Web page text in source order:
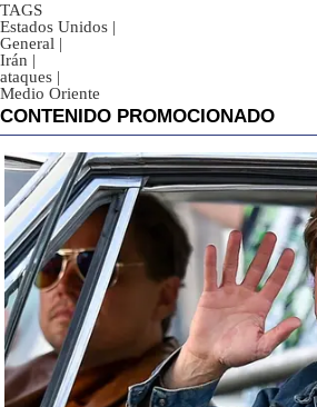
TAGS
Estados Unidos |
General |
Irán |
ataques |
Medio Oriente